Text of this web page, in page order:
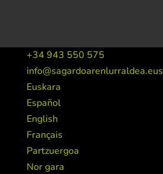
+34 943 550 575
info@sagardoarenlurraldea.eus
Euskara
Español
English
Français
Partzuergoa
Nor gara